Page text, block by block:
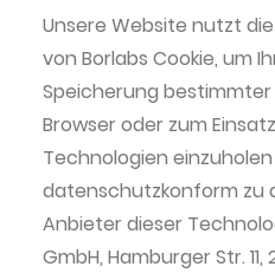
Unsere Website nutzt
von Borlabs Cookie, um
Speicherung bestimmter
Browser oder zum
Technologien
datenschutzkonform zu
Anbieter dieser
GmbH, Hamburger Str.